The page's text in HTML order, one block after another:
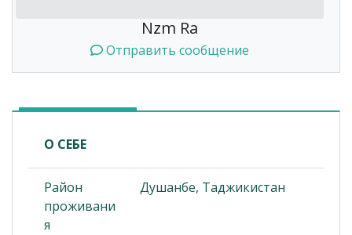
Nzm Ra
Отправить сообщение
О СЕБЕ
Район
проживани
я
Душанбе, Таджикистан